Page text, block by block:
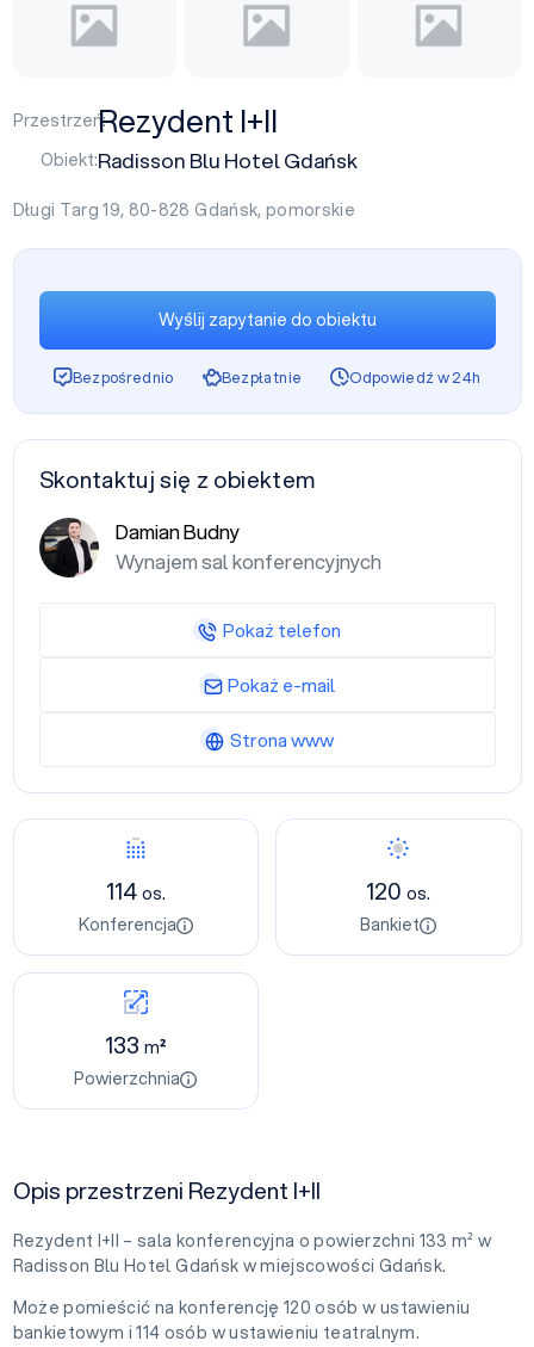
Przestrzeń:Rezydent I+II
Obiekt:Radisson Blu Hotel Gdańsk
Długi Targ 19, 80-828Gdańsk,pomorskie
114os.
Konferencja
120os.
Bankiet
133m²
Powierzchnia
Opis przestrzeni Rezydent I+II
Rezydent I+II – sala konferencyjna o powierzchni 133 m² w
Radisson Blu Hotel Gdańsk w miejscowości Gdańsk.
Może pomieścić na konferencję 120 osób w ustawieniu
bankietowym i 114 osób w ustawieniu teatralnym.
Wyślij zapytanie do obiektu
Bezpośrednio Bezpłatnie Odpowiedź w 24h
Skontaktuj się z obiektem
Damian Budny
Wynajem sal konferencyjnych
Pokaż telefon
Pokaż e-mail
Strona www